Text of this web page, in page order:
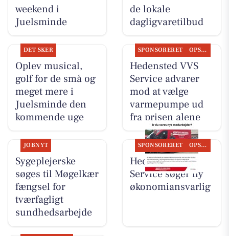
weekend i
Juelsminde
de lokale
dagligvaretilbud
DET SKER
Oplev musical,
golf for de små og
meget mere i
Juelsminde den
kommende uge
SPONSORERET OPSLAGSTAVLEN
Hedensted VVS
Service advarer
mod at vælge
varmepumpe ud
fra prisen alene
JOBNYT
Sygeplejerske
søges til Møgelkær
fængsel for
tværfagligt
sundhedsarbejde
SPONSORERET OPSLAGSTAVLEN
Hedensted VVS
Service søger ny
økonomiansvarlig